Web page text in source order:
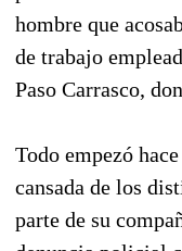
hombre que
de trabajo
Paso Carrasco,
Todo empezó
cansada de los
parte de su